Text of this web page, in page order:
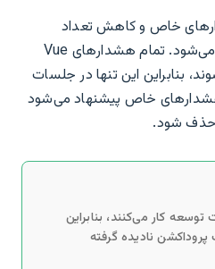
خاص و کاهش تعداد
پیام‌های کنسول استفاده می‌شود. تمام هشدارهای Vue
بنابراین این تنها در جلسات
هشدارهای خاص پیشنهاد می‌شود
حذف شود.
کار می‌کنند، بنابراین
نادیده گرفته